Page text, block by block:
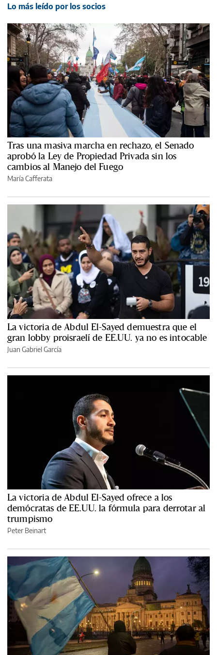
Lo más leído por los socios
Tras una masiva marcha en rechazo, el Senado
aprobó la Ley de Propiedad Privada sin los
cambios al Manejo del Fuego
María Cafferata
La victoria de Abdul El-Sayed demuestra que el
gran lobby proisraelí de EE.UU. ya no es intocable
Juan Gabriel García
La victoria de Abdul El-Sayed ofrece a los
demócratas de EE.UU. la fórmula para derrotar al
trumpismo
Peter Beinart